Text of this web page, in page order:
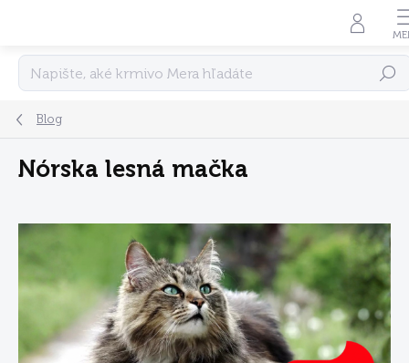
Hľadať
Blog
Nórska lesná mačka